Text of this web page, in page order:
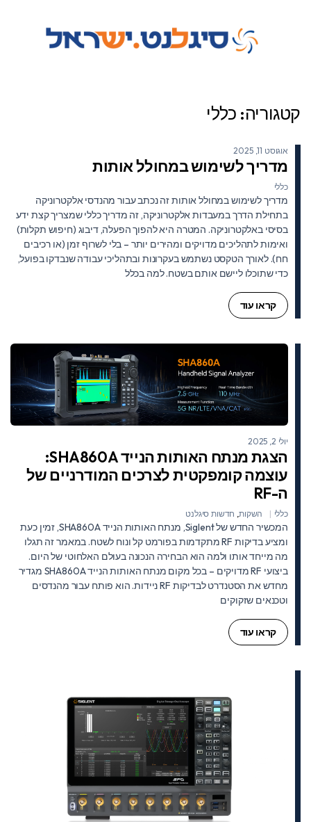
קטגוריה: כללי
אוגוסט 11, 2025
מדריך לשימוש במחולל אותות
כללי
מדריך לשימוש במחולל אותות זה נכתב עבור מהנדסי אלקטרוניקה
בתחילת הדרך במעבדות אלקטרוניקה, זה מדריך כללי שמצריך קצת ידע
בסיסי באלקטרוניקה. המטרה היא להפוך הפעלה, דיבוג (חיפוש תקלות)
ואימות לתהליכים מדויקים ומהירים יותר – בלי לשרוף זמן (או רכיבים
חח). לאורך הטקסט נשתמש בעקרונות ובתהליכי עבודה שנבדקו בפועל,
כדי שתוכלו ליישם אותם בשטח. למה בכלל
קראו עוד
יולי 2, 2025
הצגת מנתח האותות הנייד SHA860A:
עוצמה קומפקטית לצרכים המודרניים של
ה-RF
כללי השקות, חדשות סיגלנט
המכשיר החדש של Siglent, מנתח האותות הנייד SHA860A, זמין כעת
ומציע בדיקות RF מתקדמות בפורמט קל ונוח לשטח. במאמר זה תגלו
מה מייחד אותו ולמה הוא הבחירה הנכונה בעולם האלחוטי של היום.
ביצועי RF מדויקים – בכל מקום מנתח האותות הנייד SHA860A מגדיר
מחדש את הסטנדרט לבדיקות RF ניידות. הוא פותח עבור מהנדסים
וטכנאים שזקוקים
קראו עוד